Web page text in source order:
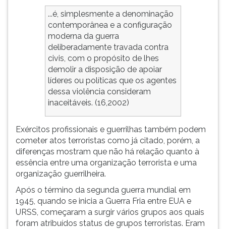
...é, simplesmente a denominação
contemporânea e a configuração
moderna da guerra
deliberadamente travada contra
civis, com o propósito de lhes
demolir a disposição de apoiar
líderes ou políticas que os agentes
dessa violência consideram
inaceitáveis. (16,2002)
Exércitos profissionais e guerrilhas também podem
cometer atos terroristas como já citado, porém, a
diferenças mostram que não há relação quanto à
essência entre uma organização terrorista e uma
organização guerrilheira.
Após o término da segunda guerra mundial em
1945, quando se inicia a Guerra Fria entre EUA e
URSS, começaram a surgir vários grupos aos quais
foram atribuídos status de grupos terroristas. Eram